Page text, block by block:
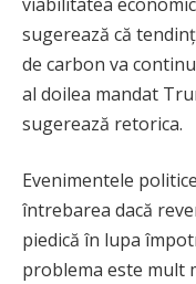
sugerează că
de carbon va
al doilea mandat
sugerează retorica.
Evenimentele
întrebarea dacă
piedică în lupa
problema este mult